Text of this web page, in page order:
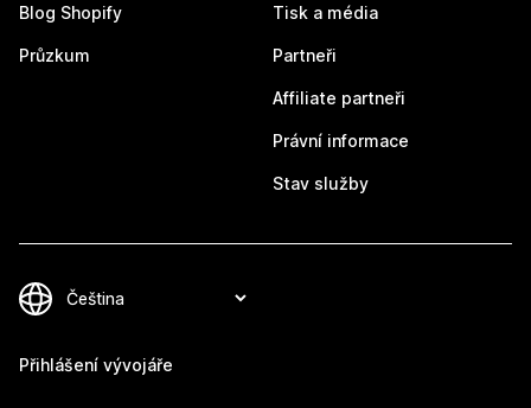
Blog Shopify
Průzkum
Tisk a média
Partneři
Affiliate partneři
Právní informace
Stav služby
Přihlášení vývojáře